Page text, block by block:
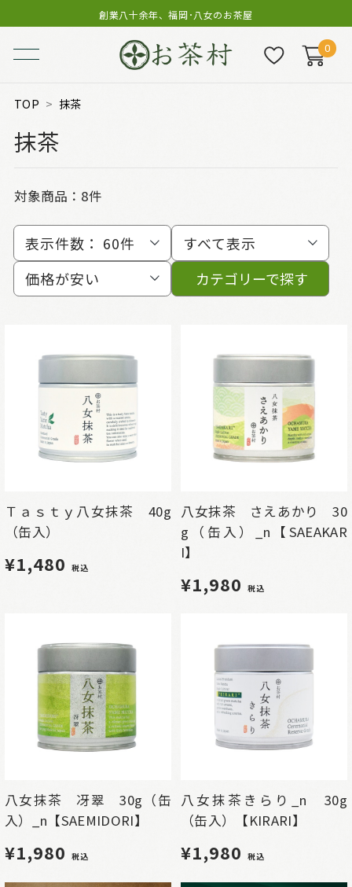
創業八十余年、福岡･八女のお茶屋
0
TOP 抹茶
抹茶
対象商品： 8件
表示件数： 60件
すべて表示
価格が安い
カテゴリーで探す
Ｔａｓｔｙ八女抹茶 40g
（缶入）
¥1,480 税込
八女抹茶 さえあかり 30
g（缶入）_n【SAEAKAR
I】
¥1,980 税込
八女抹茶 冴翠 30g（缶
入）_n【SAEMIDORI】
¥1,980 税込
八女抹茶きらり_n 30g
（缶入）【KIRARI】
¥1,980 税込